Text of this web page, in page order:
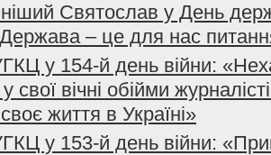
Святослав у День
– це для нас
у 154-й день війни:
свої вічні обійми
життя в Україні»
у 153-й день війни: